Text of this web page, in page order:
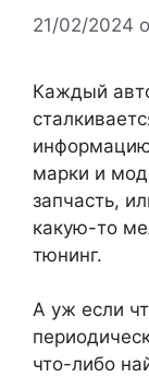
21/02/2024
Каждый
марки и
запчасть,
какую-то
тюнинг.
А уж если
что-либо